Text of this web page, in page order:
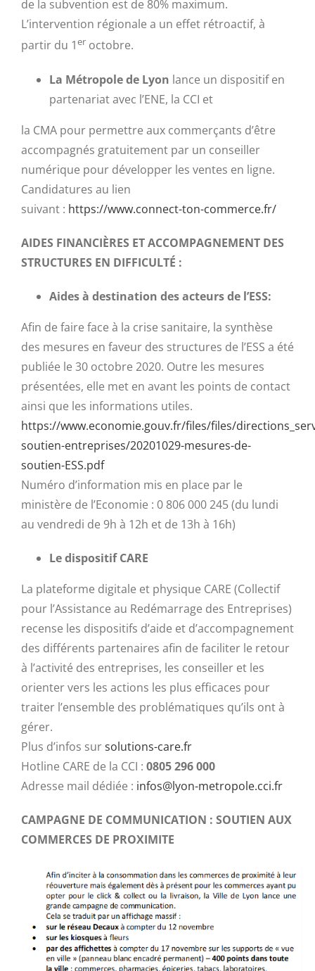
de la subvention est de 80% maximum.
L’intervention régionale a un effet rétroactif, à
partir du 1er octobre.
La Métropolede Lyon lance un dispositif en
partenariat avec l’ENE, la CCI et
la CMA pour permettre aux commerçants d’être
accompagnés gratuitement par un conseiller
numérique pour développer les ventes en ligne.
Candidatures au lien
suivant : https://www.connect-ton-commerce.fr/
AIDES FINANCIÈRES ET ACCOMPAGNEMENT DES
STRUCTURES EN DIFFICULTÉ :
Aides à destination des acteurs de l’ESS:
Afin de faire face à la crise sanitaire, la synthèse
des mesures en faveur des structures de l’ESS a été
publiée le 30 octobre 2020. Outre les mesures
présentées, elle met en avant les points de contact
ainsi que les informations utiles.
https://www.economie.gouv.fr/files/files/
soutien-entreprises/20201029-mesures-de-
soutien-ESS.pdf
Numéro d’information mis en place par le
ministère de l’Economie : 0 806 000 245 (du lundi
au vendredi de 9h à 12h et de 13h à 16h)
Le dispositif CARE
La plateforme digitale et physique CARE (Collectif
pour l’Assistance au Redémarrage des Entreprises)
recense les dispositifs d’aide et d’accompagnement
des différents partenaires afin de faciliter le retour
à l’activité des entreprises, les conseiller et les
orienter vers les actions les plus efficaces pour
traiter l’ensemble des problématiques qu’ils ont à
gérer.
Plus d’infos sursolutions-care.fr
Hotline CARE de la CCI : 0805 296 000
Adresse mail dédiée : infos@lyon-metropole.cci.fr
CAMPAGNE DE COMMUNICATION : SOUTIEN AUX
COMMERCES DE PROXIMITE